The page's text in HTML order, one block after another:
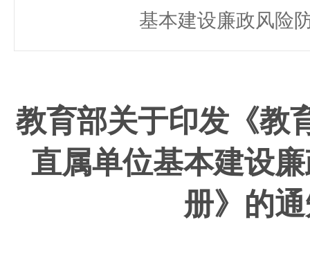
基本建设廉政风险
教育部关于印发《教
直属单位基本建设
册》的